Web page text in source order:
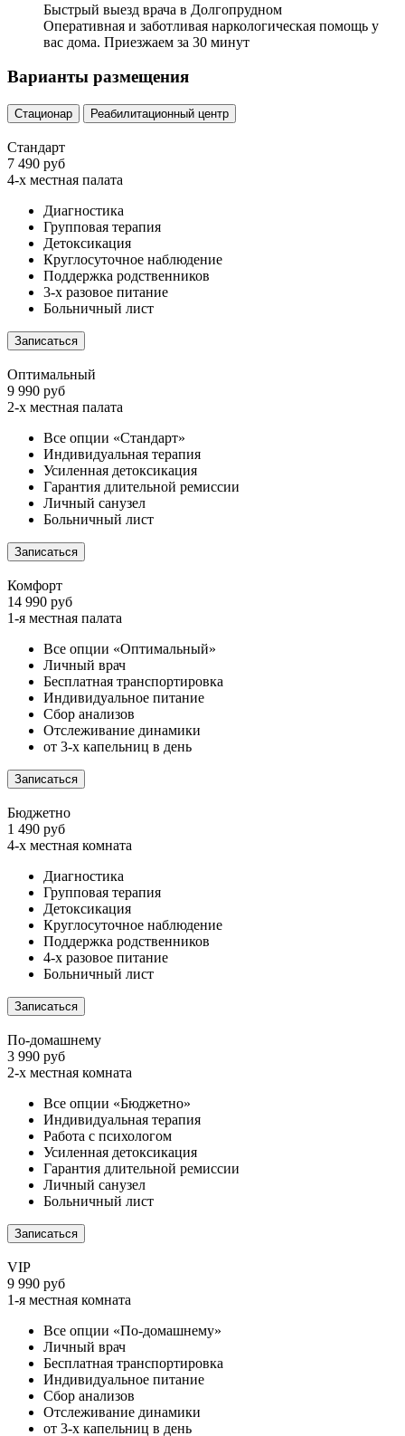
Быстрый выезд врача в Долгопрудном
Оперативная и заботливая наркологическая помощь у
вас дома. Приезжаем за 30 минут
Варианты размещения
Стационар Реабилитационный центр
Стандарт
7 490 руб
4-х местная палата
Диагностика
Групповая терапия
Детоксикация
Круглосуточное наблюдение
Поддержка родственников
3-х разовое питание
Больничный лист
Записаться
Оптимальный
9 990 руб
2-х местная палата
Все опции «Стандарт»
Индивидуальная терапия
Усиленная детоксикация
Гарантия длительной ремиссии
Личный санузел
Больничный лист
Записаться
Комфорт
14 990 руб
1-я местная палата
Все опции «Оптимальный»
Личный врач
Бесплатная транспортировка
Индивидуальное питание
Сбор анализов
Отслеживание динамики
от 3-х капельниц в день
Записаться
Бюджетно
1 490 руб
4-х местная комната
Диагностика
Групповая терапия
Детоксикация
Круглосуточное наблюдение
Поддержка родственников
4-х разовое питание
Больничный лист
Записаться
По-домашнему
3 990 руб
2-х местная комната
Все опции «Бюджетно»
Индивидуальная терапия
Работа с психологом
Усиленная детоксикация
Гарантия длительной ремиссии
Личный санузел
Больничный лист
Записаться
VIP
9 990 руб
1-я местная комната
Все опции «По-домашнему»
Личный врач
Бесплатная транспортировка
Индивидуальное питание
Сбор анализов
Отслеживание динамики
от 3-х капельниц в день